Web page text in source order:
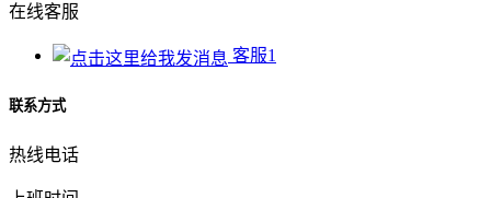
在线客服
客服1
联系方式
热线电话